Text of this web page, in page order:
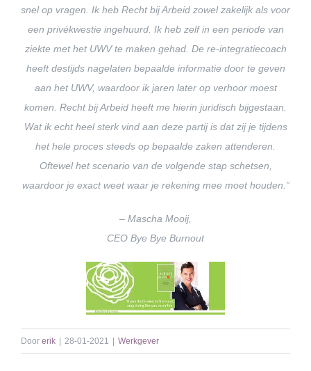
snel op vragen. Ik heb Recht bij Arbeid zowel zakelijk als voor
een privékwestie ingehuurd. Ik heb zelf in een periode van
ziekte met het UWV te maken gehad. De re-integratiecoach
heeft destijds nagelaten bepaalde informatie door te geven
aan het UWV, waardoor ik jaren later op verhoor moest
komen. Recht bij Arbeid heeft me hierin juridisch bijgestaan.
Wat ik echt heel sterk vind aan deze partij is dat zij je tijdens
het hele proces steeds op bepaalde zaken attenderen.
Oftewel het scenario van de volgende stap schetsen,
waardoor je exact weet waar je rekening mee moet houden.”
– Mascha Mooij,
CEO Bye Bye Burnout
Door erik | 28-01-2021 | Werkgever